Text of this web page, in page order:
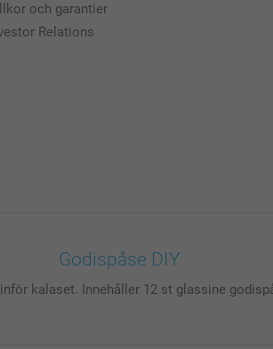
och garantier
Relations
Godispåse DIY
kalaset. Innehåller 12 st glassine